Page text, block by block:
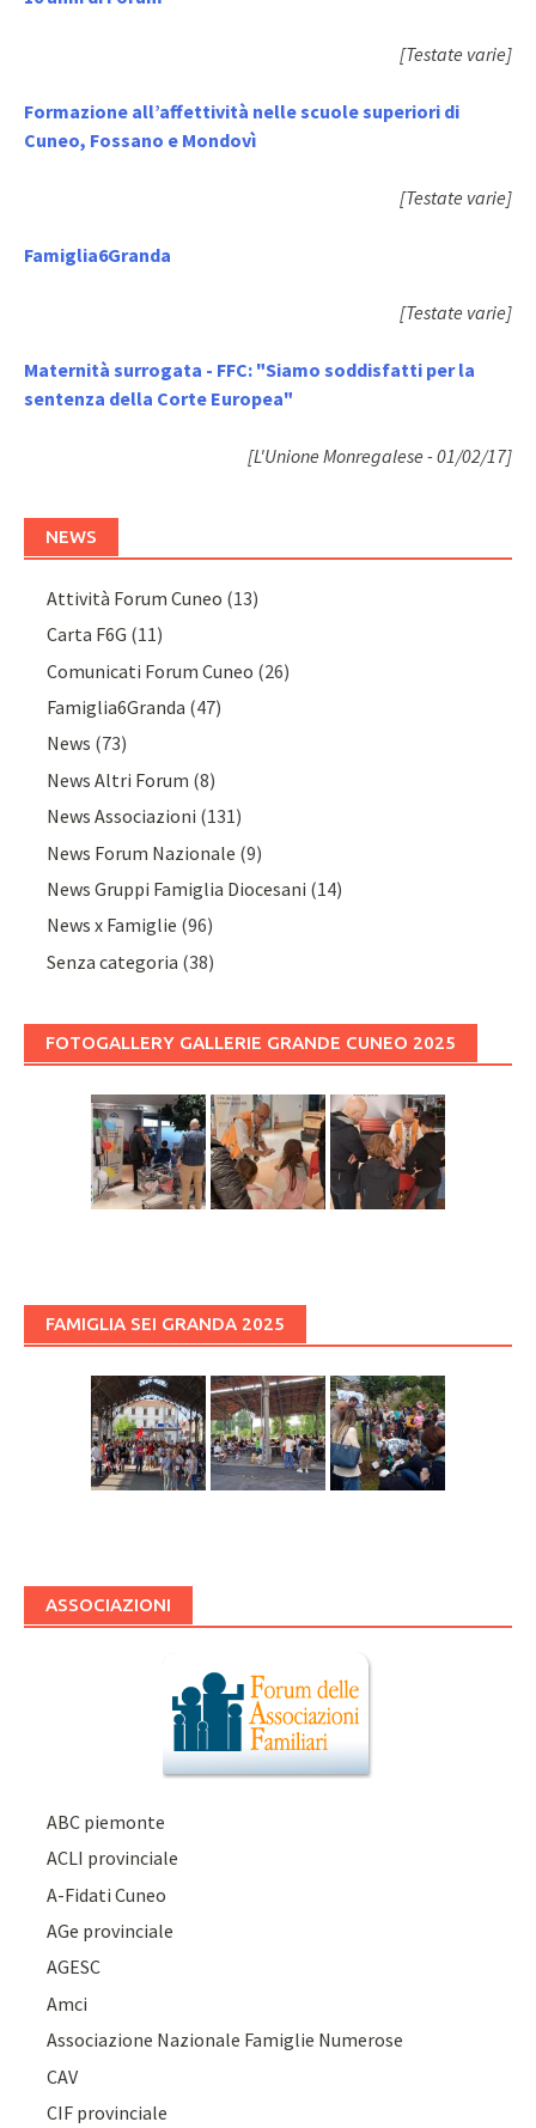
[Testate varie]
Formazione all’affettività nelle scuole superiori di
Cuneo, Fossano e Mondovì
[Testate varie]
Famiglia6Granda
[Testate varie]
Maternità surrogata - FFC: "Siamo soddisfatti per la
sentenza della Corte Europea"
[L'Unione Monregalese - 01/02/17]
NEWS
Attività Forum Cuneo (13)
Carta F6G (11)
Comunicati Forum Cuneo (26)
Famiglia6Granda (47)
News (73)
News Altri Forum (8)
News Associazioni (131)
News Forum Nazionale (9)
News Gruppi Famiglia Diocesani (14)
News x Famiglie (96)
Senza categoria (38)
FOTOGALLERY GALLERIE GRANDE CUNEO 2025
FAMIGLIA SEI GRANDA 2025
ASSOCIAZIONI
ABC piemonte
ACLI provinciale
A-Fidati Cuneo
AGe provinciale
AGESC
Amci
Associazione Nazionale Famiglie Numerose
CAV
CIF provinciale